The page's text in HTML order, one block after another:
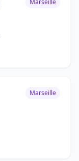
Marseille
Marseille